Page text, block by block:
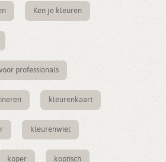
Ken je kleuren
professionals
kleurenkaart
kleurenwiel
koper koptisch